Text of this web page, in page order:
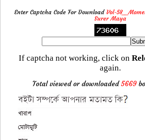
Enter Captcha Code For Download Vol-
Surer Maya
If captcha not working, click on
again.
Total viewed or downloaded5669